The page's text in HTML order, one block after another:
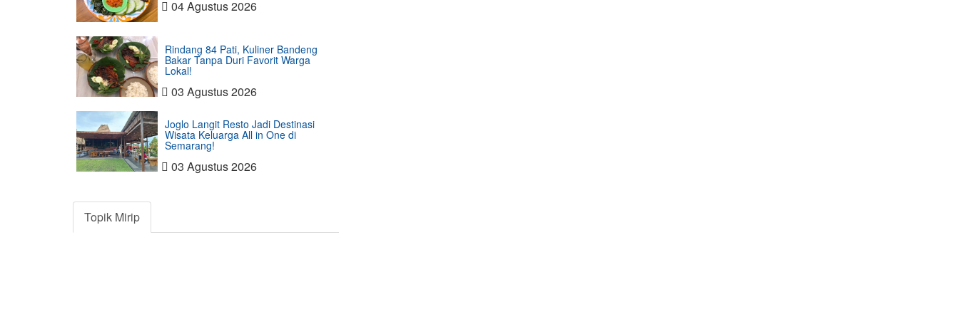
04 Agustus 2026
Rindang 84 Pati, Kuliner Bandeng
Bakar Tanpa Duri Favorit Warga
Lokal!
03 Agustus 2026
Joglo Langit Resto Jadi Destinasi
Wisata Keluarga All in One di
Semarang!
03 Agustus 2026
Topik Mirip